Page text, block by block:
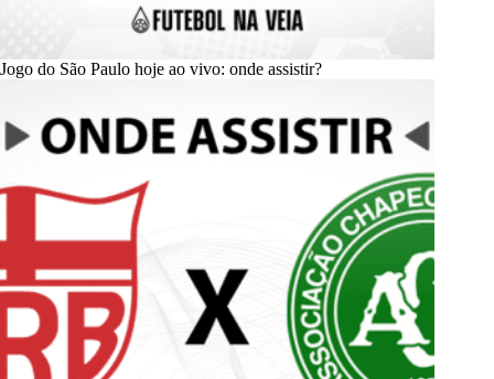
Jogo do São Paulo hoje ao vivo: onde assistir?